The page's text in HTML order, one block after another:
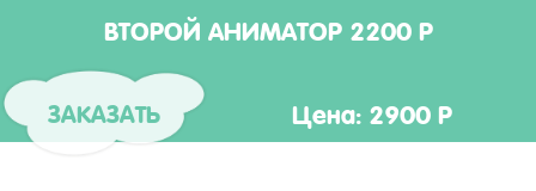
ВТОРОЙ АНИМАТОР 2200 Р
ЗАКАЗАТЬ Цена: 2900 Р